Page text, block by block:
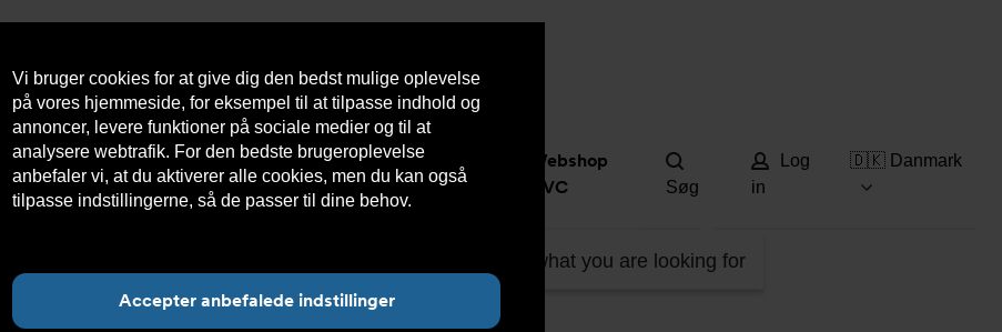
Vi bruger cookies for at give dig den bedst mulige oplevelse
på vores hjemmeside, for eksempel til at tilpasse indhold og
annoncer, levere funktioner på sociale medier og til at
analysere webtrafik. For den bedste brugeroplevelse
anbefaler vi, at du aktiverer alle cookies, men du kan også
tilpasse indstillingerne, så de passer til dine behov.
Accepter anbefalede indstillinger
Bæredygtighed
Kontakt
os
Teknisk
hjælp
Kundeservice
Webshop
DVC
Find what you are looking for
Søg
Log
in
🇩🇰 Danmark
Kugleventil DVC1311500081